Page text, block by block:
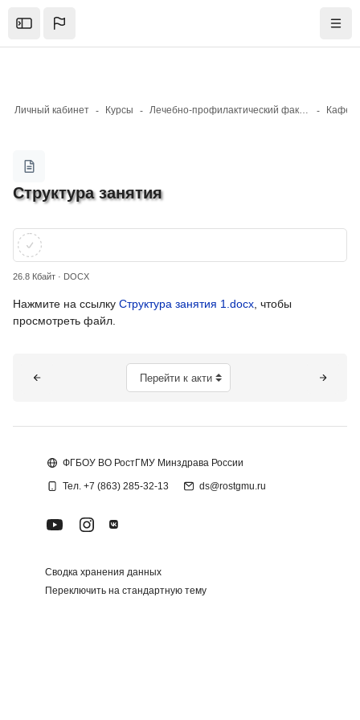
Open the sidebar
Личный кабинет Курсы Лечебно-профилактический факультет
Блоки
Структура занятия
Блоки
Требуемые условия завершения
26.8 Кбайт · DOCX
Нажмите на ссылку Структура занятия 1.docx , чтобы
просмотреть файл.
Перейти к активному элементу
ФГБОУ ВО РостГМУ Минздрава России
Тел. +7 (863) 285-32-13 ds@rostgmu.ru
Сводка хранения данных
Переключить на стандартную тему